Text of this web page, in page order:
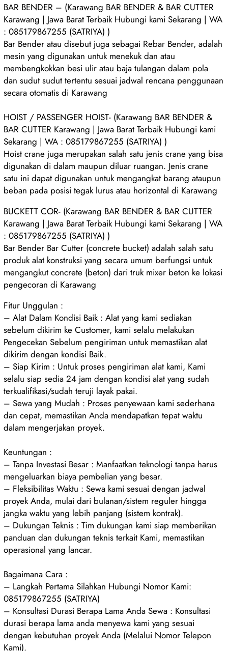
BAR BENDER – (Karawang BAR BENDER & BAR CUTTER
Karawang | Jawa Barat Terbaik Hubungi kami Sekarang | WA
: 085179867255 (SATRIYA) )
Bar Bender atau disebut juga sebagai Rebar Bender, adalah
mesin yang digunakan untuk menekuk dan atau
membengkokkan besi ulir atau baja tulangan dalam pola
dan sudut sudut tertentu sesuai jadwal rencana penggunaan
secara otomatis di Karawang
HOIST / PASSENGER HOIST- (Karawang BAR BENDER &
BAR CUTTER Karawang | Jawa Barat Terbaik Hubungi kami
Sekarang | WA : 085179867255 (SATRIYA) )
Hoist crane juga merupakan salah satu jenis crane yang bisa
digunakan di dalam maupun diluar ruangan. Jenis crane
satu ini dapat digunakan untuk mengangkat barang ataupun
beban pada posisi tegak lurus atau horizontal di Karawang
BUCKETT COR- (Karawang BAR BENDER & BAR CUTTER
Karawang | Jawa Barat Terbaik Hubungi kami Sekarang | WA
: 085179867255 (SATRIYA) )
Bar Bender Bar Cutter (concrete bucket) adalah salah satu
produk alat konstruksi yang secara umum berfungsi untuk
mengangkut concrete (beton) dari truk mixer beton ke lokasi
pengecoran di Karawang
Fitur Unggulan :
– Alat Dalam Kondisi Baik : Alat yang kami sediakan
sebelum dikirim ke Customer, kami selalu melakukan
Pengecekan Sebelum pengiriman untuk memastikan alat
dikirim dengan kondisi Baik.
– Siap Kirim : Untuk proses pengiriman alat kami, Kami
selalu siap sedia 24 jam dengan kondisi alat yang sudah
terkualifikasi/sudah teruji layak pakai.
– Sewa yang Mudah : Proses penyewaan kami sederhana
dan cepat, memastikan Anda mendapatkan tepat waktu
dalam mengerjakan proyek.
Keuntungan :
– Tanpa Investasi Besar : Manfaatkan teknologi tanpa harus
mengeluarkan biaya pembelian yang besar.
– Fleksibilitas Waktu : Sewa kami sesuai dengan jadwal
proyek Anda, mulai dari bulanan/sistem reguler hingga
jangka waktu yang lebih panjang (sistem kontrak).
– Dukungan Teknis : Tim dukungan kami siap memberikan
panduan dan dukungan teknis terkait Kami, memastikan
operasional yang lancar.
Bagaimana Cara :
– Langkah Pertama Silahkan Hubungi Nomor Kami:
085179867255 (SATRIYA)
– Konsultasi Durasi Berapa Lama Anda Sewa : Konsultasi
durasi berapa lama anda menyewa kami yang sesuai
dengan kebutuhan proyek Anda (Melalui Nomor Telepon
Kami).